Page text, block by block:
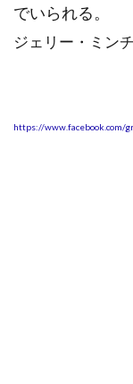
でいられる。
ジェリー・ミン
https://www.facebook.com/